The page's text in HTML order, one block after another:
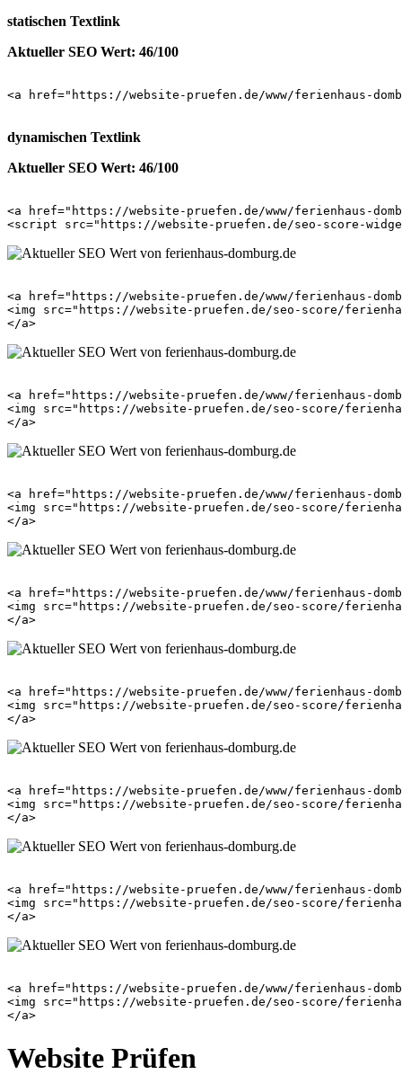
statischen Textlink
Aktueller SEO Wert: 46/100
<a href="https://website-pruefen.de/www/ferienhaus-
dynamischen Textlink
Aktueller SEO Wert: 46/100
<a href="https://website-pruefen.de/www/ferienhaus-
<a href="https://website-pruefen.de/www/ferienhaus-
<img src="https://website-pruefen.de/seo-score/
<a href="https://website-pruefen.de/www/ferienhaus-
<img src="https://website-pruefen.de/seo-score/
<a href="https://website-pruefen.de/www/ferienhaus-
<img src="https://website-pruefen.de/seo-score/
<a href="https://website-pruefen.de/www/ferienhaus-
<img src="https://website-pruefen.de/seo-score/
<a href="https://website-pruefen.de/www/ferienhaus-
<img src="https://website-pruefen.de/seo-score/
<a href="https://website-pruefen.de/www/ferienhaus-
<img src="https://website-pruefen.de/seo-score/
<a href="https://website-pruefen.de/www/ferienhaus-
<img src="https://website-pruefen.de/seo-score/
<a href="https://website-pruefen.de/www/ferienhaus-
<img src="https://website-pruefen.de/seo-score/
Website Prüfen